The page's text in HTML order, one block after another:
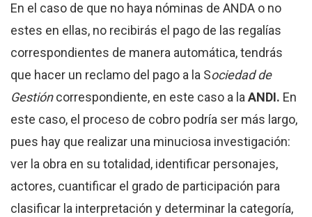
En el caso de que no haya nóminas de ANDA o no
estes en ellas, no recibirás el pago de las regalías
correspondientes de manera automática, tendrás
que hacer un reclamo del pago a la Sociedad de
Gestióncorrespondiente, en este caso a la ANDI. En
este caso, el proceso de cobro podría ser más largo,
pues hay que realizar una minuciosa investigación:
ver la obra en su totalidad, identificar personajes,
actores, cuantificar el grado de participación para
clasificar la interpretación y determinar la categoría,